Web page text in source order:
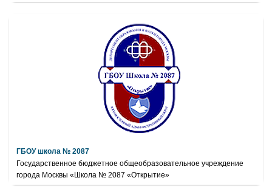
ГБОУ школа № 2087
Государственное бюджетное общеобразовательное учреждение
города Москвы «Школа № 2087 «Открытие»